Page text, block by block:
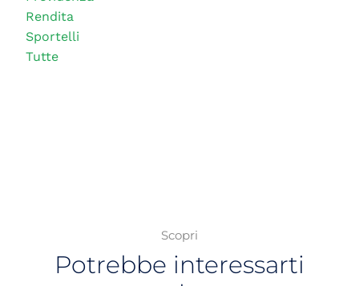
Rendita
Sportelli
Tutte
Scopri
Potrebbe interessarti